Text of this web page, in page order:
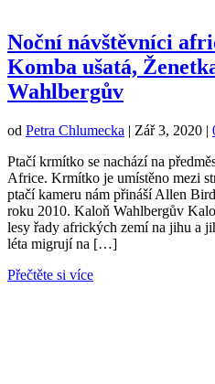
Noční návštěvníci
Komba ušatá,
Wahlbergův
od Petra Chlumecka | Zář 3, 2020 |
Ptačí krmítko se nachází na
Africe. Krmítko je umístěno mezi
ptačí kameru nám přináší Allen
roku 2010. Kaloň Wahlbergův
lesy řady afrických zemí na jihu a
léta migrují na […]
Přečtěte si více